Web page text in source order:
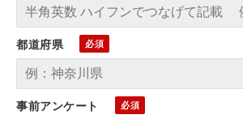
都道府県
事前アンケート